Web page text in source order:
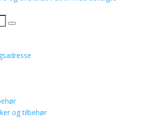
og tilbehør